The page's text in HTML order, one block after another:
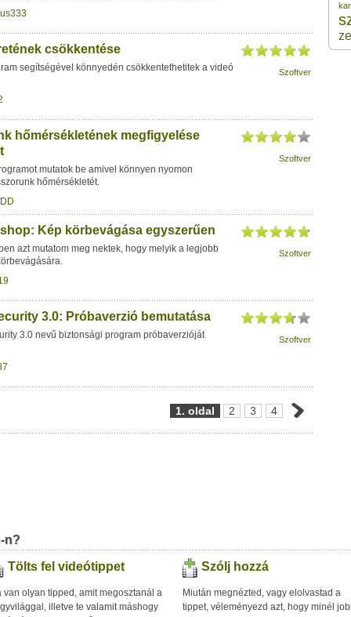
csökkentése
segítségével könnyedén csökkentethetitek a videó Szoftver
hőmérsékletének megfigyelése
mutatok be amivel könnyen nyomon
hőmérsékletét.
Szoftver
Kép körbevágása egyszerűen
azt mutatom meg nektek, hogy melyik a legjobb
Szoftver
3.0: Próbaverzió bemutatása
3.0 nevű biztonsági program próbaverzióját Szoftver
1. oldal 2 3 4
n?
Tölts fel videótippet
van olyan tipped, amit megosztanál a
illetve te valamit máshogy
Szólj hozzá
Miután megnézted, vagy elolvastad a
tippet, véleményezd azt, hogy minél